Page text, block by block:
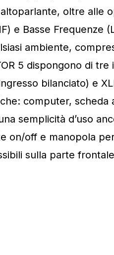
oltre alle
e Basse Frequenze
ambiente,
5 dispongono di tre
bilanciato) e
computer, scheda
semplicità d’uso
on/off e manopola
sulla parte